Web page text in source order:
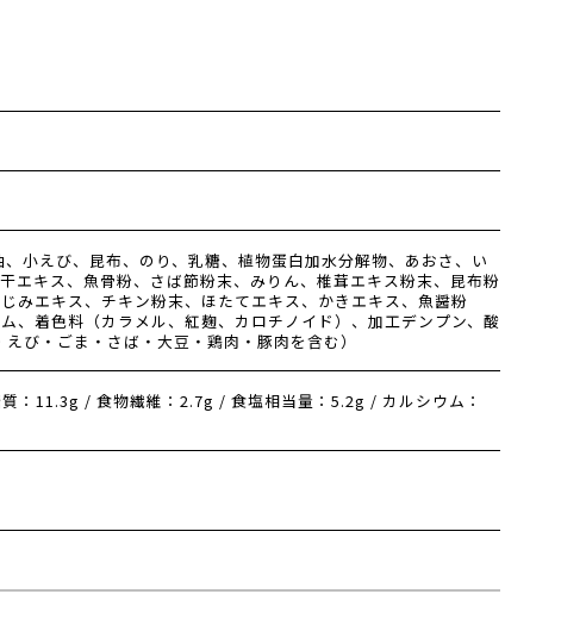
小えび、昆布、のり、乳糖、植物蛋白加水分解物、あおさ、い
エキス、魚骨粉、さば節粉末、みりん、椎茸エキス粉末、昆布粉
みエキス、チキン粉末、ほたてエキス、かきエキス、魚醤粉
、着色料（カラメル、紅麹、カロチノイド）、加工デンプン、酸
び・ごま・さば・大豆・鶏肉・豚肉を含む）
11.3g / 食物繊維：2.7g / 食塩相当量：5.2g / カルシウム：